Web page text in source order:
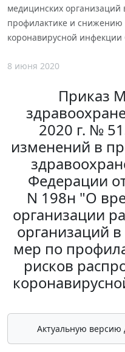
медицинских
профилактике и снижению
коронавирусной инфекции
8 июня 2020
Приказ
2020 г. №
изменений в
Федерации
N 198н "О
организации
организаций
мер по
рисков
Актуальную версию